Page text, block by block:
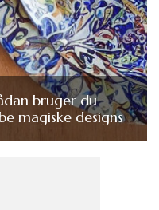
bruger du
magiske designs